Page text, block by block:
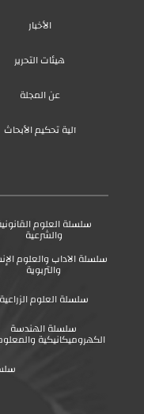
الأخبار
هيئات التحرير
عن المجلة
آلية تحكيم الأبحاث
سلسلة العلوم
والشرعية
سلسلة الآداب والعلوم
والتربوية
سلسلة العلوم الزراعية
سلسلة الهندسة
الكهروميكانيكية